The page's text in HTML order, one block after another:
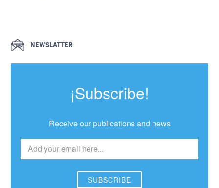
NEWSLATTER
¡Subscribe!
Receive our publications and news